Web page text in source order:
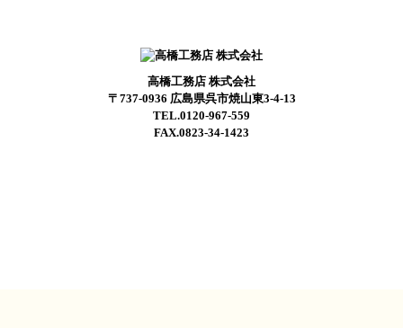
高橋工務店 株式会社
〒737-0936 広島県呉市焼山東3-4-13
TEL.0120-967-559
FAX.0823-34-1423